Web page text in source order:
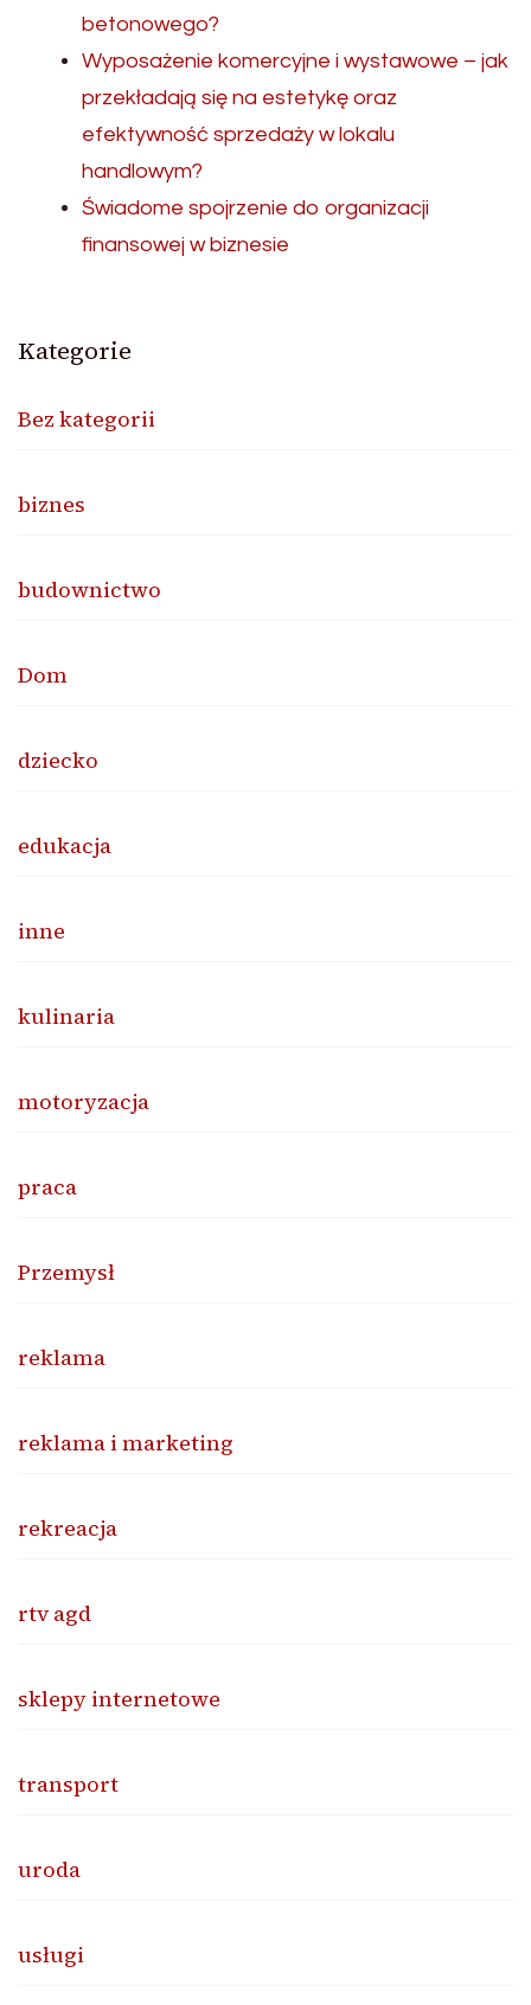
betonowego?
Wyposażenie komercyjne i wystawowe – jak
przekładają się na estetykę oraz
efektywność sprzedaży w lokalu
handlowym?
Świadome spojrzenie do organizacji
finansowej w biznesie
Kategorie
Bez kategorii
biznes
budownictwo
Dom
dziecko
edukacja
inne
kulinaria
motoryzacja
praca
Przemysł
reklama
reklama i marketing
rekreacja
rtv agd
sklepy internetowe
transport
uroda
usługi